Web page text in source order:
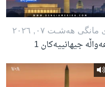
مانگی هه‌شـت ٠٧, ٢٠٢٦
جیهانییەکان 1